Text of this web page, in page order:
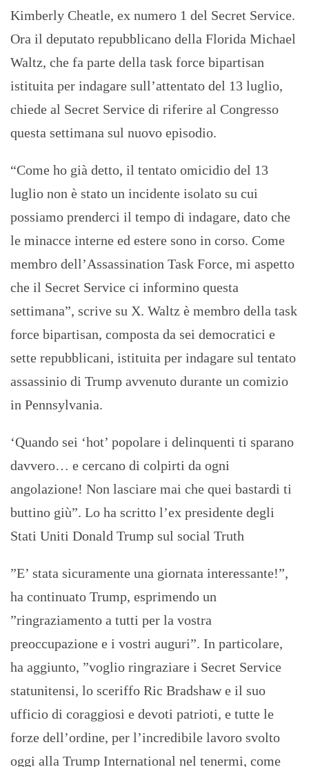
Kimberly Cheatle, ex numero 1 del Secret Service.
Ora il deputato repubblicano della Florida Michael
Waltz, che fa parte della task force bipartisan
istituita per indagare sull’attentato del 13 luglio,
chiede al Secret Service di riferire al Congresso
questa settimana sul nuovo episodio.
“Come ho già detto, il tentato omicidio del 13
luglio non è stato un incidente isolato su cui
possiamo prenderci il tempo di indagare, dato che
le minacce interne ed estere sono in corso. Come
membro dell’Assassination Task Force, mi aspetto
che il Secret Service ci informino questa
settimana”, scrive su X. Waltz è membro della task
force bipartisan, composta da sei democratici e
sette repubblicani, istituita per indagare sul tentato
assassinio di Trump avvenuto durante un comizio
in Pennsylvania.
‘Quando sei ‘hot’ popolare i delinquenti ti sparano
davvero… e cercano di colpirti da ogni
angolazione! Non lasciare mai che quei bastardi ti
buttino giù”. Lo ha scritto l’ex presidente degli
Stati Uniti Donald Trump sul social Truth
”E’ stata sicuramente una giornata interessante!”,
ha continuato Trump, esprimendo un
”ringraziamento a tutti per la vostra
preoccupazione e i vostri auguri”. In particolare,
ha aggiunto, ”voglio ringraziare i Secret Service
statunitensi, lo sceriffo Ric Bradshaw e il suo
ufficio di coraggiosi e devoti patrioti, e tutte le
forze dell’ordine, per l’incredibile lavoro svolto
oggi alla Trump International nel tenermi, come